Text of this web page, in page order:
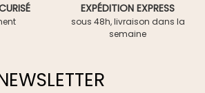
EXPÉDITION EXPRESS
sous 48h, livraison dans la
semaine